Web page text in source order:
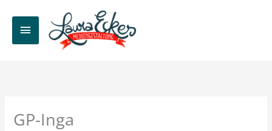
Inhalt
springenHAUPTMENÜ
GP-Inga